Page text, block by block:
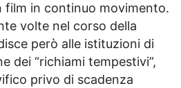
film in continuo movimento.
volte nel corso della
però alle istituzioni di
dei “richiami tempestivi”,
privo di scadenza